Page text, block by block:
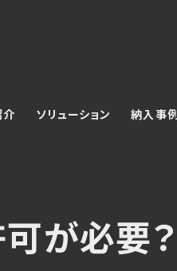
介 ソリューション 納入事例
が必要？